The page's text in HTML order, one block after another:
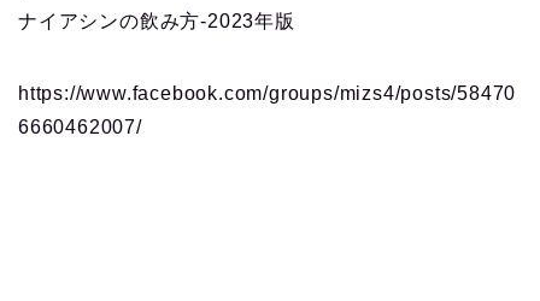
ナイアシンの飲み方-2023年版
https://www.facebook.com/groups/mizs4/posts/58470
6660462007/